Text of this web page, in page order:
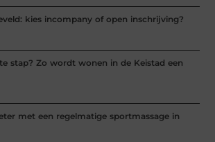
kies incompany of open inschrijving?
stap? Zo wordt wonen in de Keistad een
met een regelmatige sportmassage in